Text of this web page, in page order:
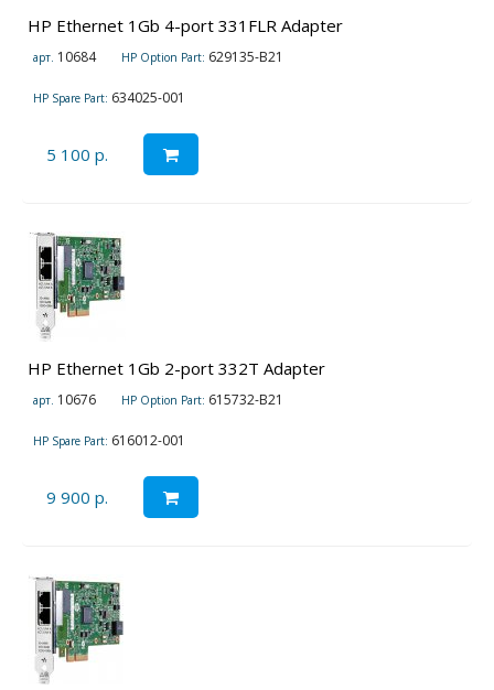
HP Ethernet 1Gb 4-port 331FLR Adapter
арт. 10684 HP Option Part: 629135-B21
HP Spare Part: 634025-001
5 100 р.
HP Ethernet 1Gb 2-port 332T Adapter
арт. 10676 HP Option Part: 615732-B21
HP Spare Part: 616012-001
9 900 р.